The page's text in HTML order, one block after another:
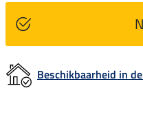
Beschikbaarheid in de